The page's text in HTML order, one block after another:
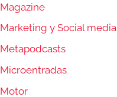
Magazine
Marketing y Social media
Metapodcasts
Microentradas
Motor